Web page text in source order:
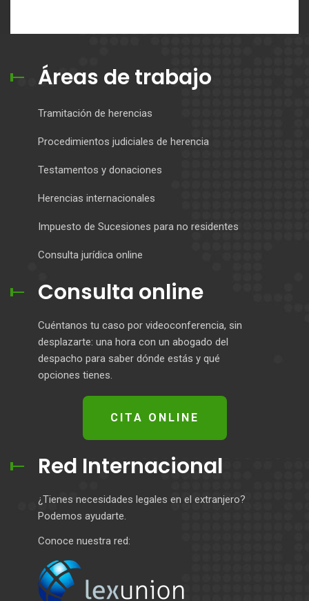
Áreas de trabajo
Tramitación de herencias
Procedimientos judiciales de herencia
Testamentos y donaciones
Herencias internacionales
Impuesto de Sucesiones para no residentes
Consulta jurídica online
Consulta online
Cuéntanos tu caso por videoconferencia, sin
desplazarte: una hora con un abogado del
despacho para saber dónde estás y qué
opciones tienes.
CITA ONLINE
Red Internacional
¿Tienes necesidades legales en el extranjero?
Podemos ayudarte.
Conoce nuestra red: